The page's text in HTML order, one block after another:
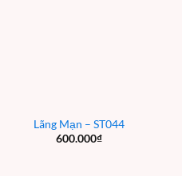
Lãng Mạn – ST044
600.000₫